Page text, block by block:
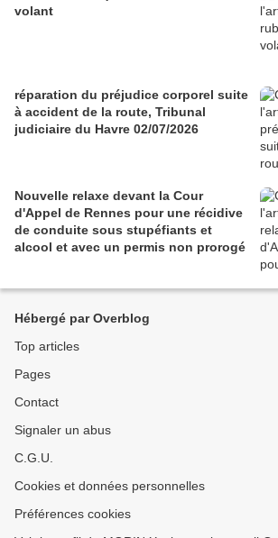
volant
réparation du préjudice corporel suite
à accident de la route, Tribunal
judiciaire du Havre 02/07/2026
Nouvelle relaxe devant la Cour
d'Appel de Rennes pour une récidive
de conduite sous stupéfiants et
alcool et avec un permis non prorogé
Hébergé par Overblog
Top articles
Pages
Contact
Signaler un abus
C.G.U.
Cookies et données personnelles
Préférences cookies